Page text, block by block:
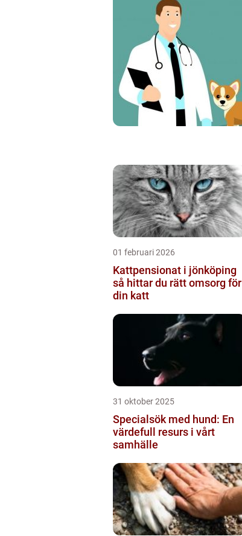
01 februari 2026
Kattpensionat i jönköping
så hittar du rätt omsorg för
din katt
31 oktober 2025
Specialsök med hund: En
värdefull resurs i vårt
samhälle